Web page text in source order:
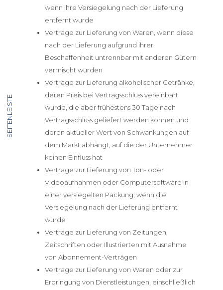
SEITENLEISTE
wenn ihre Versiegelung nach der Lieferung
entfernt wurde
Verträge zur Lieferung von Waren, wenn diese
nach der Lieferung aufgrund ihrer
Beschaffenheit untrennbar mit anderen Gütern
vermischt wurden
Verträge zur Lieferung alkoholischer Getränke,
deren Preis bei Vertragsschluss vereinbart
wurde, die aber frühestens 30 Tage nach
Vertragsschluss geliefert werden können und
deren aktueller Wert von Schwankungen auf
dem Markt abhängt, auf die der Unternehmer
keinen Einfluss hat
Verträge zur Lieferung von Ton- oder
Videoaufnahmen oder Computersoftware in
einer versiegelten Packung, wenn die
Versiegelung nach der Lieferung entfernt
wurde
Verträge zur Lieferung von Zeitungen,
Zeitschriften oder Illustrierten mit Ausnahme
von Abonnement-Verträgen
Verträge zur Lieferung von Waren oder zur
Erbringung von Dienstleistungen, einschließlich